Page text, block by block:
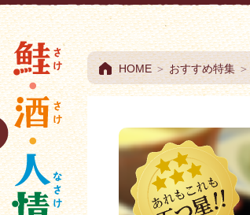
村上市観光情報総合サイト
HOME＞おすすめ特集